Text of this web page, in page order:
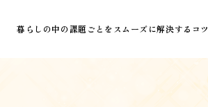
暮らしの中の課題ごとをスムーズに解決するコツ